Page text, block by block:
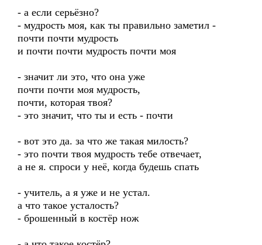
- а если серьёзно?
- мудрость моя, как ты правильно заметил -
почти почти мудрость
и почти почти мудрость почти моя
- значит ли это, что она уже
почти почти моя мудрость,
почти, которая твоя?
- это значит, что ты и есть - почти
- вот это да. за что же такая милость?
- это почти твоя мудрость тебе отвечает,
а не я. спроси у неё, когда будешь спать
- учитель, а я уже и не устал.
а что такое усталость?
- брошенный в костёр нож